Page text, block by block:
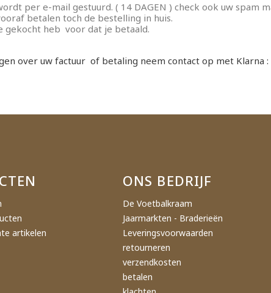
per e-mail gestuurd. ( 14 DAGEN ) check ook uw spam
betalen toch de bestelling in huis.
gekocht heb voor dat je betaald.
over uw factuur of betaling neem contact op met Klarna
artikelen
ONS BEDRIJF
De Voetbalkraam
Jaarmarkten - Braderieën
Leveringsvoorwaarden
retourneren
verzendkosten
betalen